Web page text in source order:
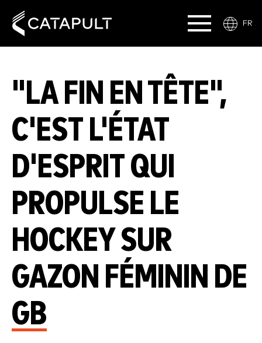
FR
"LA FIN EN TÊTE",
C'EST L'ÉTAT
D'ESPRIT QUI
PROPULSE LE
HOCKEY SUR
GAZON FÉMININ DE
GB